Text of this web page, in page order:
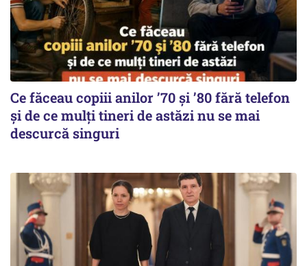
Ce făceau copiii anilor ’70 și ’80 fără telefon
și de ce mulți tineri de astăzi nu se mai
descurcă singuri